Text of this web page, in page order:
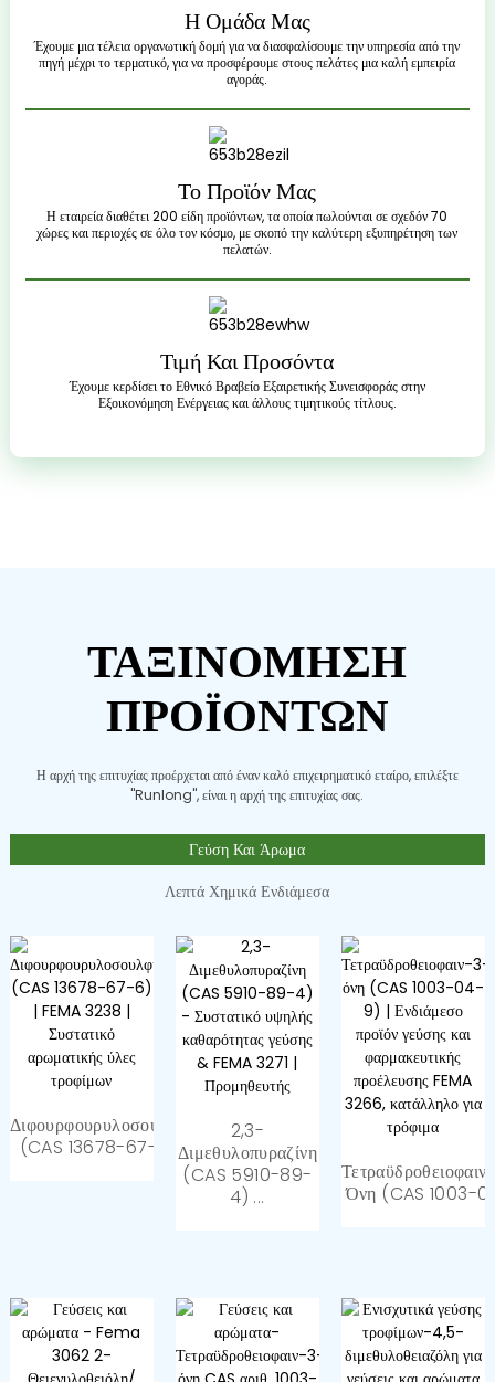
Η Ομάδα Μας
Έχουμε μια τέλεια οργανωτική δομή για να διασφαλίσουμε την υπηρεσία από την
πηγή μέχρι το τερματικό, για να προσφέρουμε στους πελάτες μια καλή εμπειρία
αγοράς.
Το Προϊόν Μας
Η εταιρεία διαθέτει 200 ​​είδη προϊόντων, τα οποία πωλούνται σε σχεδόν 70
χώρες και περιοχές σε όλο τον κόσμο, με σκοπό την καλύτερη εξυπηρέτηση των
πελατών.
Τιμή Και Προσόντα
Έχουμε κερδίσει το Εθνικό Βραβείο Εξαιρετικής Συνεισφοράς στην
Εξοικονόμηση Ενέργειας και άλλους τιμητικούς τίτλους.
ΤΑΞΙΝΌΜΗΣΗ
ΠΡΟΪΌΝΤΩΝ
Η αρχή της επιτυχίας προέρχεται από έναν καλό επιχειρηματικό εταίρο, επιλέξτε
"Runlong", είναι η αρχή της επιτυχίας σας.
Γεύση Και Άρωμα
Λεπτά Χημικά Ενδιάμεσα
Διφουρφουρυλοσουλφίδιο
(CAS 13678-67-6) |...
2,3-
Διμεθυλοπυραζίνη
(CAS 5910-89-
4) ...
Όνη (CAS 1003-
99% Λεπτό Θειοδιγλυκολικό
Χρησιμοποιείται Ως Ιατρικό
Ενδιάμεσο Και Συνθετικό...